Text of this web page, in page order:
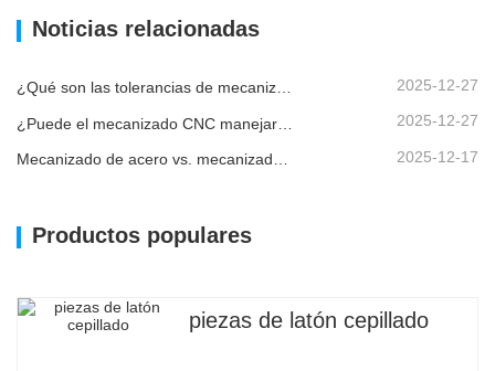
Noticias relacionadas
¿Qué son las tolerancias de mecanizado CNC y por qué son importantes? 2025-12-27
2025-12-27
2025-12-17
Productos populares
piezas de latón cepillado